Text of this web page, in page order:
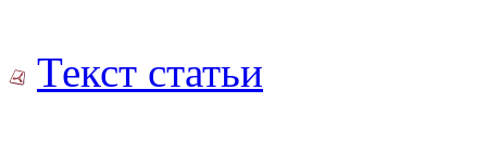
Текст статьи